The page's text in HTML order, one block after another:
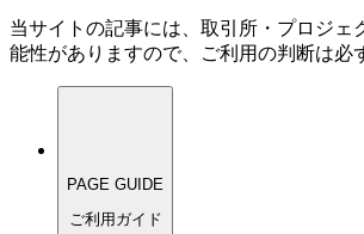
当サイトの記事には、取引所・プロジ
能性がありますので、ご利用の判断は必
PAGE GUIDE
ご利用ガイド